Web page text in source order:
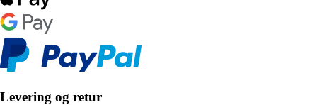
Levering og retur